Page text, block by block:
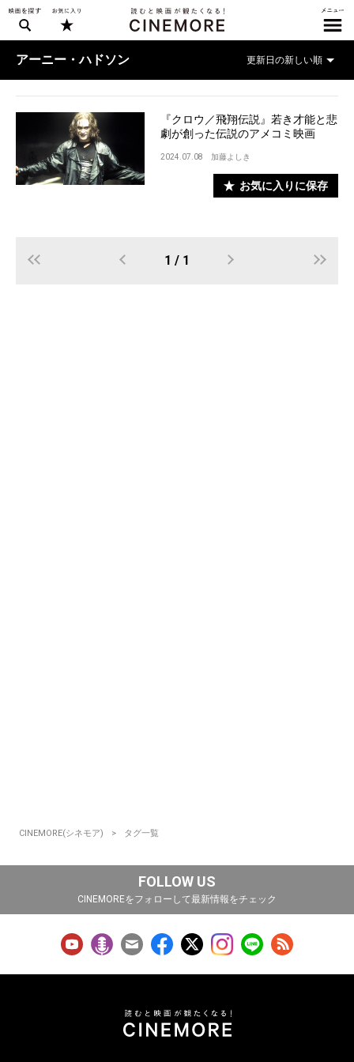
アーニー・ハドソン
『クロウ／飛翔伝説』若き才能と悲
劇が創った伝説のアメコミ映画
2024.07.08 加藤よしき
お気に入りに保存
1 / 1
CINEMORE(シネモア) タグ一覧
FOLLOW US
CINEMOREをフォローして最新情報をチェック